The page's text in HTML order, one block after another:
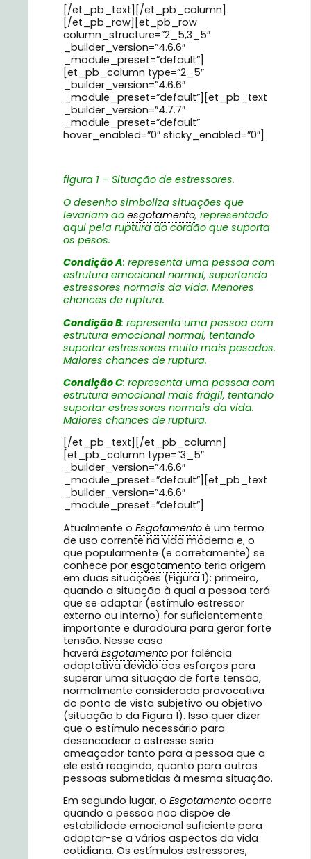
[/et_pb_text][/et_pb_column]
[/et_pb_row][et_pb_row
column_structure=”2_5,3_5″
_builder_version=”4.6.6″
_module_preset=”default”]
[et_pb_column type=”2_5″
_builder_version=”4.6.6″
_module_preset=”default”][et_pb_text
_builder_version=”4.7.7″
_module_preset=”default”
hover_enabled=”0″ sticky_enabled=”0″]
figura 1 – Situação de estressores.
O desenho simboliza situações que
levariam ao esgotamento, representado
aqui pela ruptura do cordão que suporta
os pesos.
Condição A: representa uma pessoa com
estrutura emocional normal, suportando
estressores normais da vida. Menores
chances de ruptura.
Condição B: representa uma pessoa com
estrutura emocional normal, tentando
suportar estressores muito mais pesados.
Maiores chances de ruptura.
Condição C: representa uma pessoa com
estrutura emocional mais frágil, tentando
suportar estressores normais da vida.
Maiores chances de ruptura.
[/et_pb_text][/et_pb_column]
[et_pb_column type=”3_5″
_builder_version=”4.6.6″
_module_preset=”default”][et_pb_text
_builder_version=”4.6.6″
_module_preset=”default”]
Atualmente o Esgotamento é um termo
de uso corrente na vida moderna e, o
que popularmente (e corretamente) se
conhece por esgotamento teria origem
em duas situações (Figura 1): primeiro,
quando a situação à qual a pessoa terá
que se adaptar (estímulo estressor
externo ou interno) for suficientemente
importante e duradoura para gerar forte
tensão. Nesse caso
haverá Esgotamento por falência
adaptativa devido aos esforços para
superar uma situação de forte tensão,
normalmente considerada provocativa
do ponto de vista subjetivo ou objetivo
(situação b da Figura 1). Isso quer dizer
que o estímulo necessário para
desencadear o estresse seria
ameaçador tanto para a pessoa que a
ele está reagindo, quanto para outras
pessoas submetidas à mesma situação.
Em segundo lugar, o Esgotamento ocorre
quando a pessoa não dispõe de
estabilidade emocional suficiente para
adaptar-se a vários aspectos da vida
cotidiana. Os estímulos estressores,